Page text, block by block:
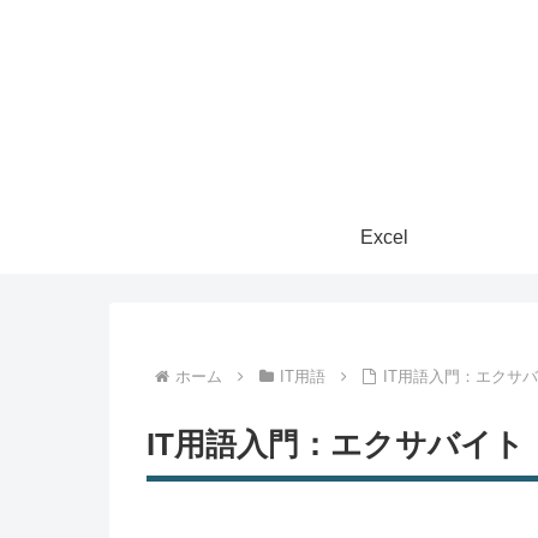
Excel
ホーム IT用語 IT用語入門：エクサ
IT用語入門：エクサバイ